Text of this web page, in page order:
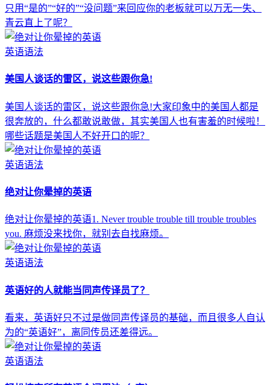
只用“是的”“好的”“没问题”来回应你的老板就可以万无一失、
青云直上了呢？
英语语法
美国人谈话的雷区，说这些跟你急!
美国人谈话的雷区，说这些跟你急!大家印象中的美国人都是
很奔放的，什么都敢说敢做，其实美国人也有害羞的时候啦！
哪些话题是美国人不好开口的呢？
英语语法
绝对让你晕掉的英语
绝对让你晕掉的英语1. Never trouble trouble till trouble troubles
you. 麻烦没来找你，就别去自找麻烦。
英语语法
英语好的人就能当同声传译员了？
看来，英语好只不过是做同声传译员的基础，而且很多人自认
为的“英语好”，离同传员还差得远。
英语语法